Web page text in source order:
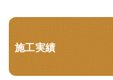
施工実績